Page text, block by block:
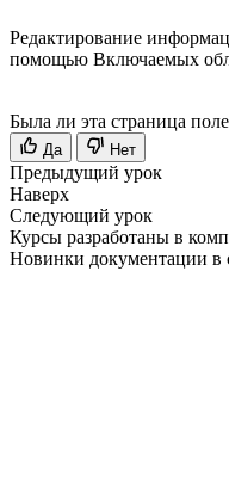
Редактирование
помощью Включаемых
Была ли эта страница
Да Нет
Предыдущий урок
Наверх
Следующий урок
Курсы разработаны в
Новинки документации в